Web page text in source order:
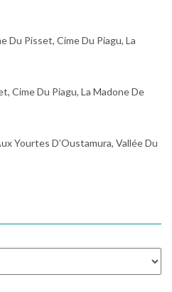
Du Pisset, Cime Du Piagu, La
Cime Du Piagu, La Madone De
Yourtes D’Oustamura, Vallée Du